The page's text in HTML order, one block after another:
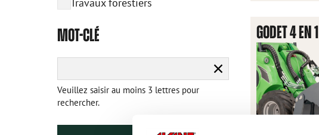
Travaux forestiers
MOT-CLÉ
Effacer
la
recherche
Veuillez saisir au moins 3 lettres pour
rechercher.
GODET 4 EN 1